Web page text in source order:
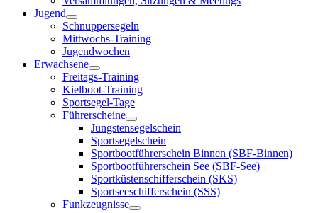
Jugend
Schnuppersegeln
Mittwochs-Training
Jugendwochen
Erwachsene
Freitags-Training
Kielboot-Training
Sportsegel-Tage
Führerscheine
Jüngstensegelschein
Sportsegelschein
Sportbootführerschein Binnen (SBF-Binnen)
Sportbootführerschein See (SBF-See)
Sportküstenschifferschein (SKS)
Sportseeschifferschein (SSS)
Funkzeugnisse